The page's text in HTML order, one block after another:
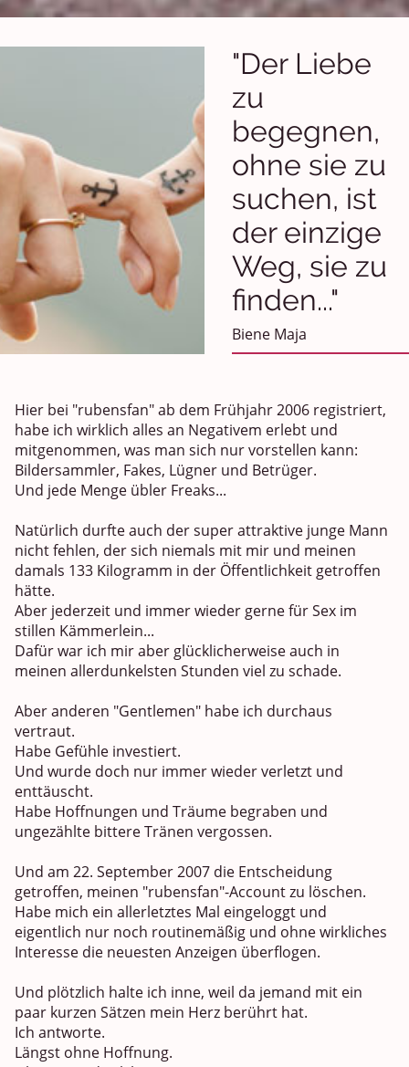
"Der Liebe
zu
begegnen,
ohne sie zu
suchen, ist
der einzige
Weg, sie zu
finden..."
Biene Maja
Hier bei "rubensfan" ab dem Frühjahr 2006 registriert,
habe ich wirklich alles an Negativem erlebt und
mitgenommen, was man sich nur vorstellen kann:
Bildersammler, Fakes, Lügner und Betrüger.
Und jede Menge übler Freaks...
Natürlich durfte auch der super attraktive junge Mann
nicht fehlen, der sich niemals mit mir und meinen
damals 133 Kilogramm in der Öffentlichkeit getroffen
hätte.
Aber jederzeit und immer wieder gerne für Sex im
stillen Kämmerlein...
Dafür war ich mir aber glücklicherweise auch in
meinen allerdunkelsten Stunden viel zu schade.
Aber anderen "Gentlemen" habe ich durchaus
vertraut.
Habe Gefühle investiert.
Und wurde doch nur immer wieder verletzt und
enttäuscht.
Habe Hoffnungen und Träume begraben und
ungezählte bittere Tränen vergossen.
Und am 22. September 2007 die Entscheidung
getroffen, meinen "rubensfan"-Account zu löschen.
Habe mich ein allerletztes Mal eingeloggt und
eigentlich nur noch routinemäßig und ohne wirkliches
Interesse die neuesten Anzeigen überflogen.
Und plötzlich halte ich inne, weil da jemand mit ein
paar kurzen Sätzen mein Herz berührt hat.
Ich antworte.
Längst ohne Hoffnung.